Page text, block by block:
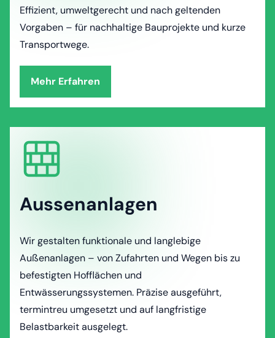
Effizient, umweltgerecht und nach geltenden
Vorgaben – für nachhaltige Bauprojekte und kurze
Transportwege.
Mehr Erfahren
Aussenanlagen
Wir gestalten funktionale und langlebige
Außenanlagen – von Zufahrten und Wegen bis zu
befestigten Hofflächen und
Entwässerungssystemen. Präzise ausgeführt,
termintreu umgesetzt und auf langfristige
Belastbarkeit ausgelegt.